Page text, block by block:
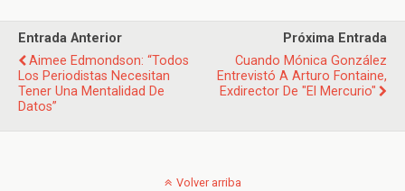
Entrada Anterior
Aimee Edmondson: “Todos
Los Periodistas Necesitan
Tener Una Mentalidad De
Datos”
Próxima Entrada
Cuando Mónica González
Entrevistó A Arturo Fontaine,
Exdirector De "El Mercurio"
Volver arriba